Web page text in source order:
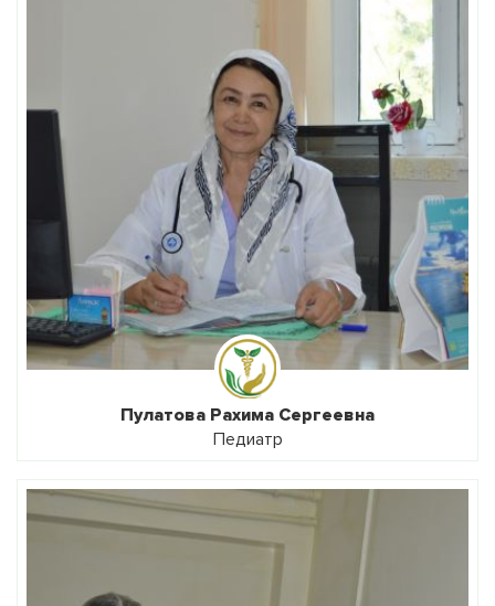
Пулатова Рахима Сергеевна
Педиатр